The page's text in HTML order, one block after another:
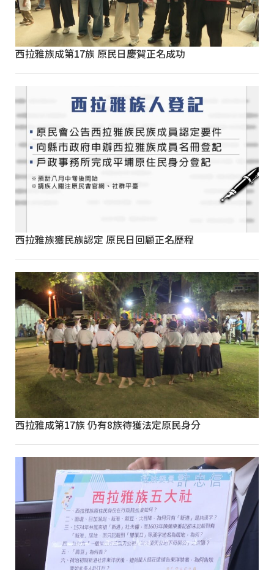
西拉雅族成第17族 原民日慶賀正名成功
西拉雅族獲民族認定 原民日回顧正名歷程
西拉雅成第17族 仍有8族待獲法定原民身分